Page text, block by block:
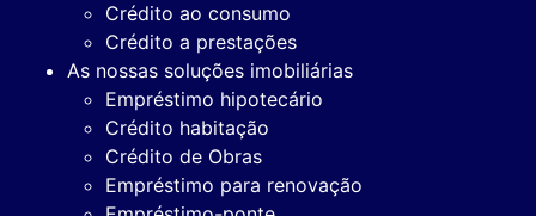
Crédito ao consumo
Crédito a prestações
As nossas soluções imobiliárias
Empréstimo hipotecário
Crédito habitação
Crédito de Obras
Empréstimo para renovação